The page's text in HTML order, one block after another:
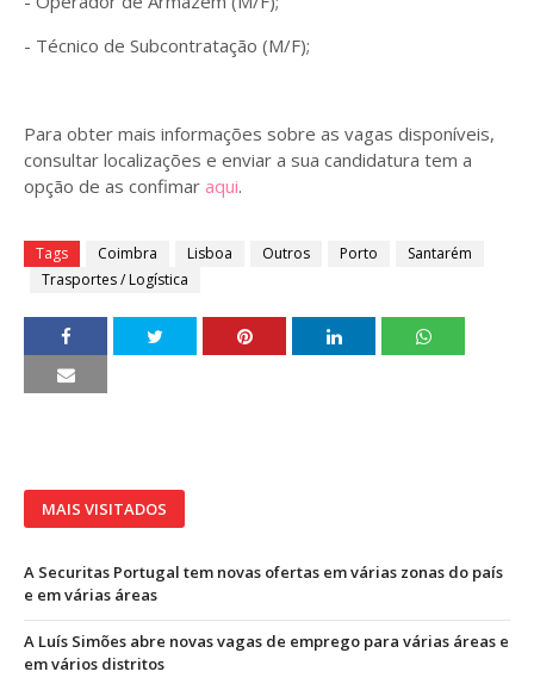
- Técnico de Subcontratação (M/F);
Para obter mais informações sobre as vagas disponíveis,
consultar localizações e enviar a sua candidatura tem a
opção de as confimar aqui.
Tags Coimbra Lisboa Outros Porto
Santarém
Trasportes / Logística
MAIS VISITADOS
A Securitas Portugal tem novas ofertas em várias zonas do país
e em várias áreas
A Luís Simões abre novas vagas de emprego para várias áreas e
em vários distritos